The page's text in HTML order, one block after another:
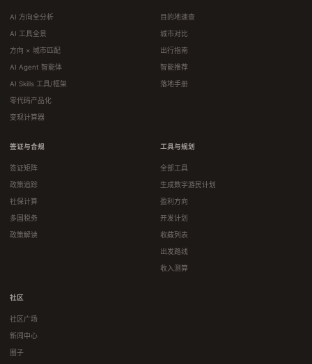
AI 方向全分析
AI 工具全景
方向 × 城市匹配
AI Agent 智能体
AI Skills 工具/框架
零代码产品化
变现计算器
目的地速查
城市对比
出行指南
智能推荐
落地手册
签证与合规
签证矩阵
政策追踪
社保计算
多国税务
政策解读
工具与规划
全部工具
生成数字游民计划
盈利方向
开发计划
收藏列表
出发路线
收入测算
社区
社区广场
新闻中心
圈子